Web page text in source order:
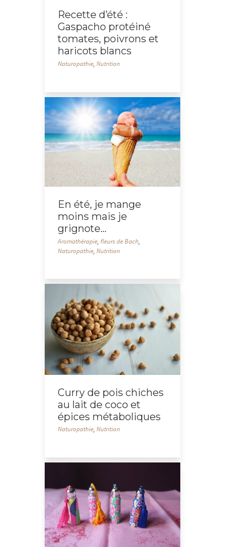
Recette d’été :
Gaspacho protéiné
tomates, poivrons et
haricots blancs
Naturopathie,Nutrition
En été, je mange
moins mais je
grignote…
Aromathérapie,fleurs de Bach,
Naturopathie,Nutrition
Curry de pois chiches
au lait de coco et
épices métaboliques
Naturopathie,Nutrition